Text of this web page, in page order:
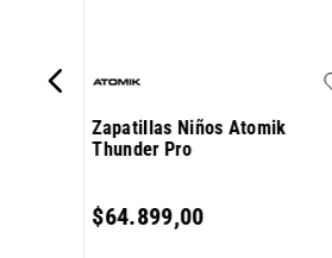
Zapatillas Niños Atomik
Thunder Pro
$64.899,00